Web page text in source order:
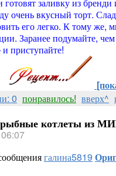
очень вкусный торт.
его легко. К тому же,
Заранее подумайте,
приступайте!
0 понравилось! вверх^
рыбные котлеты из
галина5819